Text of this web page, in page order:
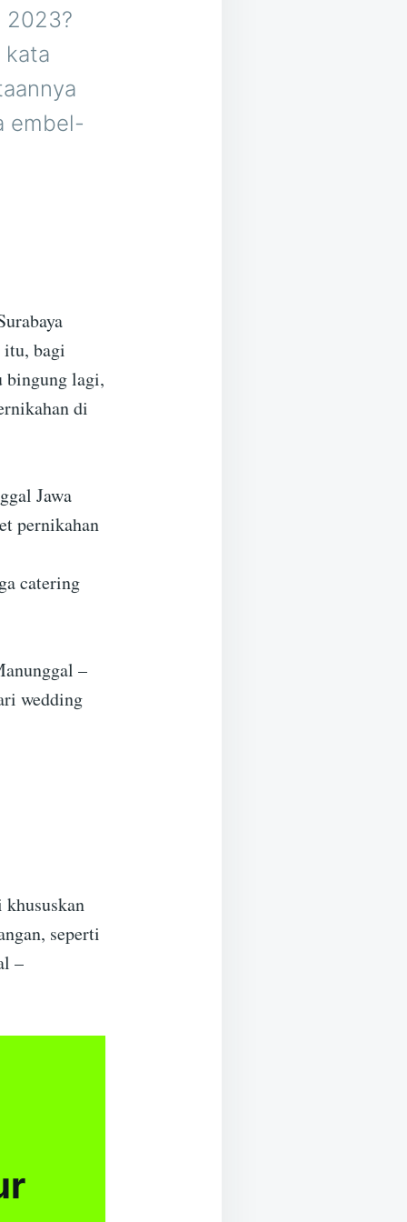
2023?
kata
embel-
itu, bagi
bingung lagi,
di
Jawa
pernikahan
catering
–
wedding
seperti
–